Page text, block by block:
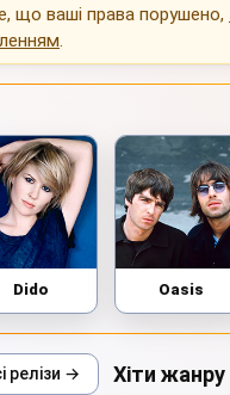
що ваші права порушено,
.
Dido Oasis
релізи → Хіти жанру